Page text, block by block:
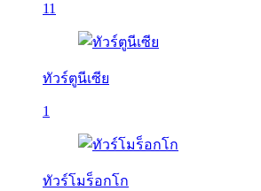
11
ทัวร์ตูนีเซีย
1
ทัวร์โมร็อกโก